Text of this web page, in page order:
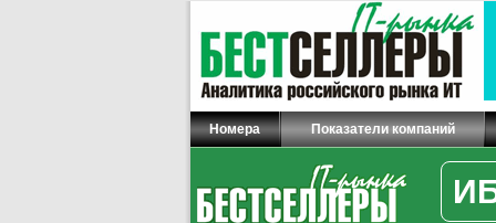
Номера Показатели компаний